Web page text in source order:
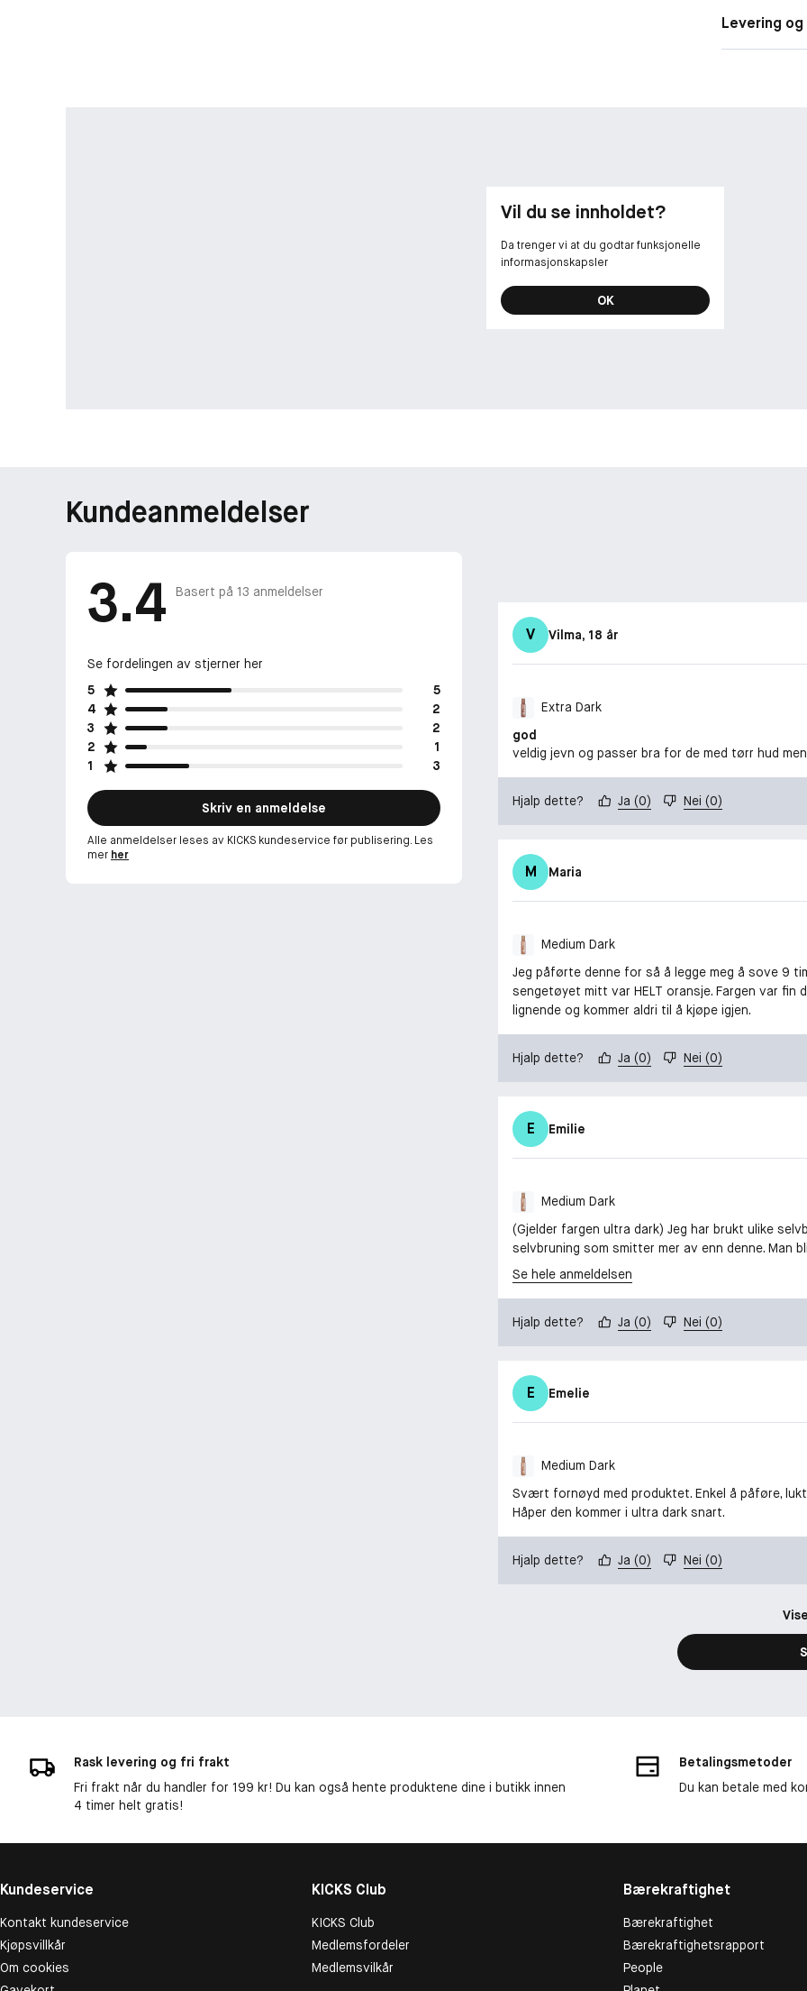
Levering
Vil du se innholdet?
Da trenger vi at du godtar funksjonelle
informasjonskapsler
OK
Kundeanmeldelser
3.4 Basert på 13 anmeldelser
Se fordelingen av stjerner her
5
5
4
2
3
2
2
1
1
3
Skriv en anmeldelse
Alle anmeldelser leses av KICKS kundeservice før publisering. Les
mer her
V Vilma, 18 år
Extra Dark
god
veldig jevn og passer bra for de med tørr hud
Hjalp dette? Ja (0) Nei (0)
M Maria
Medium Dark
Jeg påførte denne for så å legge meg å sove 9
sengetøyet mitt var HELT oransje. Fargen var fin
lignende og kommer aldri til å kjøpe igjen.
Hjalp dette? Ja (0) Nei (0)
E Emilie
Medium Dark
(Gjelder fargen ultra dark) Jeg har brukt ulike
selvbruning som smitter mer av enn denne. Man
Se hele anmeldelsen
Hjalp dette? Ja (0) Nei (0)
E Emelie
Medium Dark
Svært fornøyd med produktet. Enkel å påføre,
Håper den kommer i ultra dark snart.
Hjalp dette? Ja (0) Nei (0)
Rask levering og fri frakt
Fri frakt når du handler for 199 kr! Du kan også hente produktene dine i butikk innen
4 timer helt gratis!
Betalingsmetoder
Du kan betale med
Kundeservice
Kontakt kundeservice
Kjøpsvillkår
Om cookies
KICKS Club
KICKS Club
Medlemsfordeler
Medlemsvilkår
Bærekraftighet
Bærekraftighet
Bærekraftighetsrapport
People